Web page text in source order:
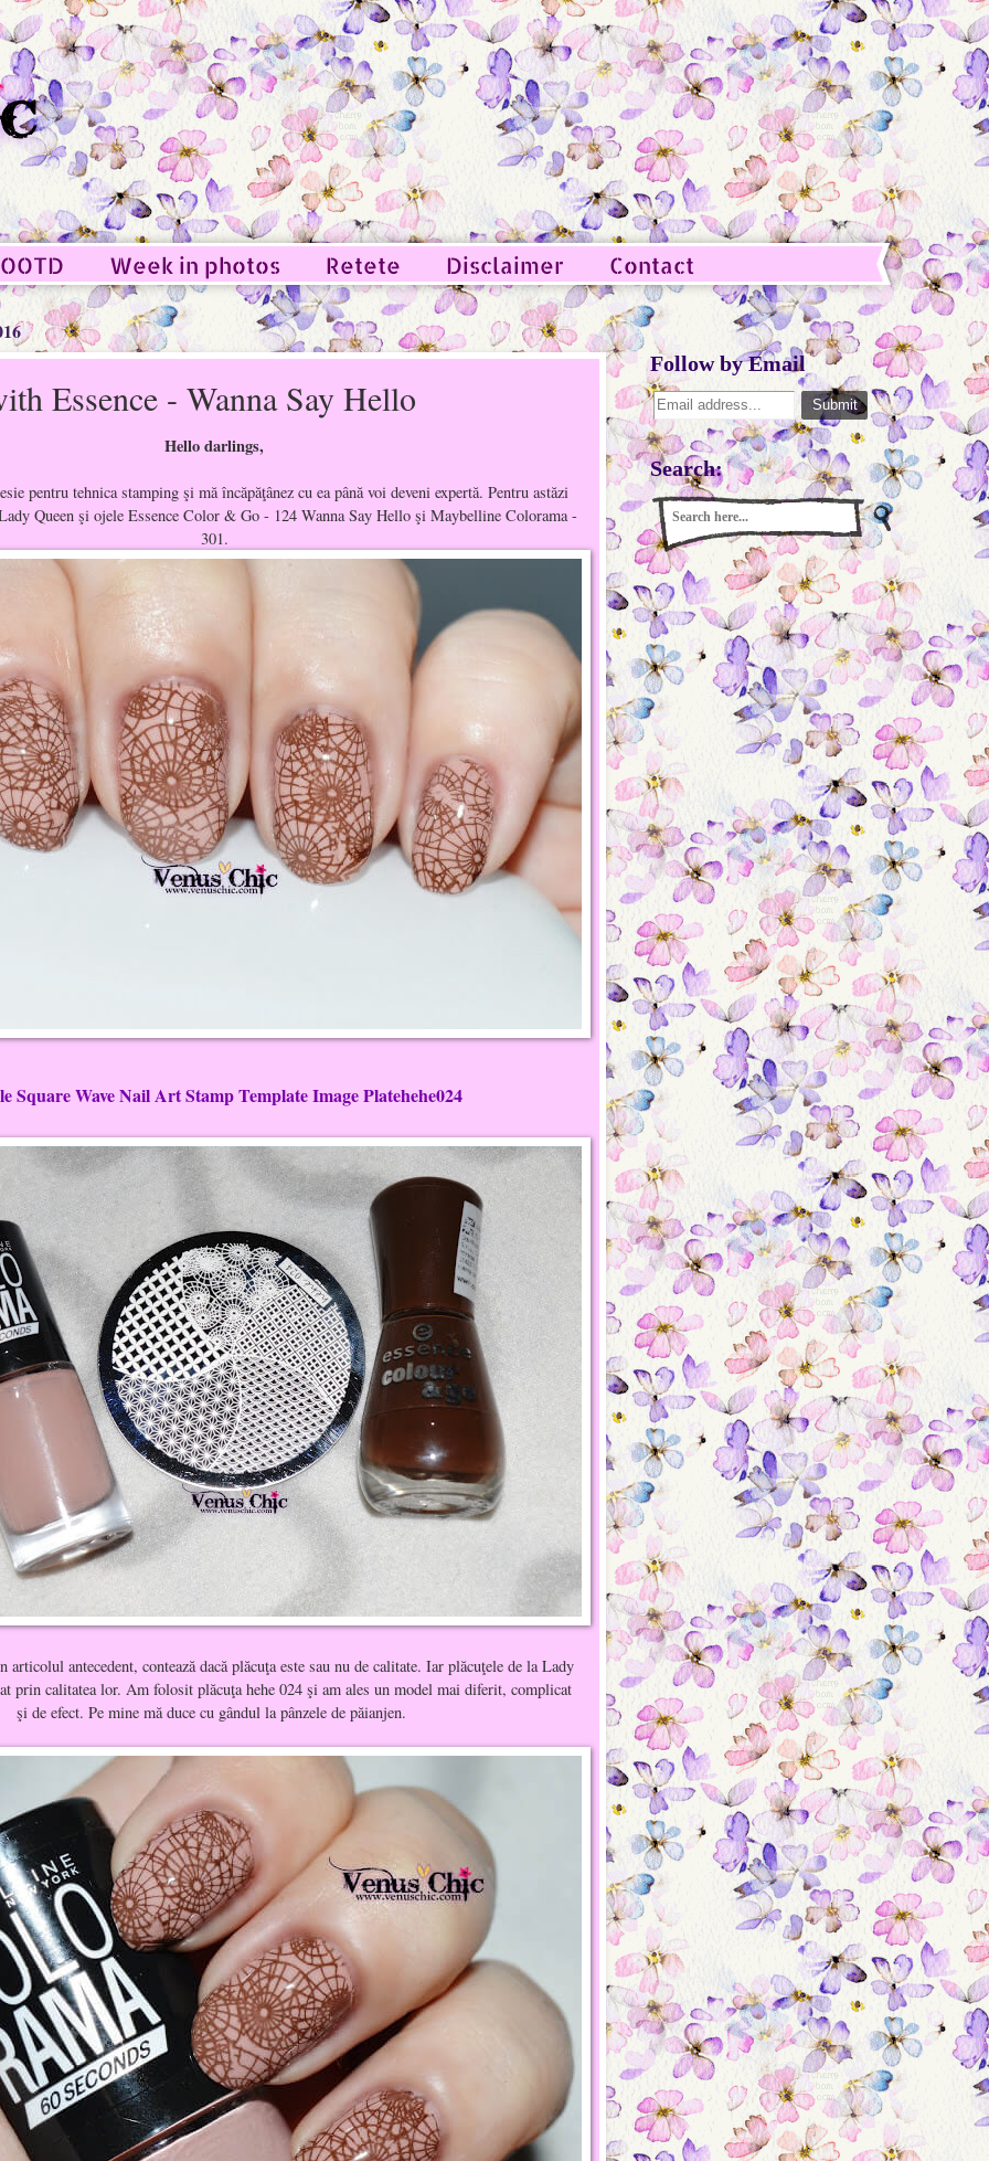
OOTD Week in photos Retete Disclaimer Contact
Essence - Wanna Say Hello
Hello darlings,
pentru tehnica stamping şi mă încăpăţânez cu ea până voi deveni expertă. Pentru astăzi
Queen şi ojele Essence Color & Go - 124 Wanna Say Hello şi Maybelline Colorama -
301.
Square Wave Nail Art Stamp Template Image Platehehe024
articolul antecedent, contează dacă plăcuţa este sau nu de calitate. Iar plăcuţele de la Lady
prin calitatea lor. Am folosit plăcuţa hehe 024 şi am ales un model mai diferit, complicat
şi de efect. Pe mine mă duce cu gândul la pânzele de păianjen.
Follow by Email
Search: